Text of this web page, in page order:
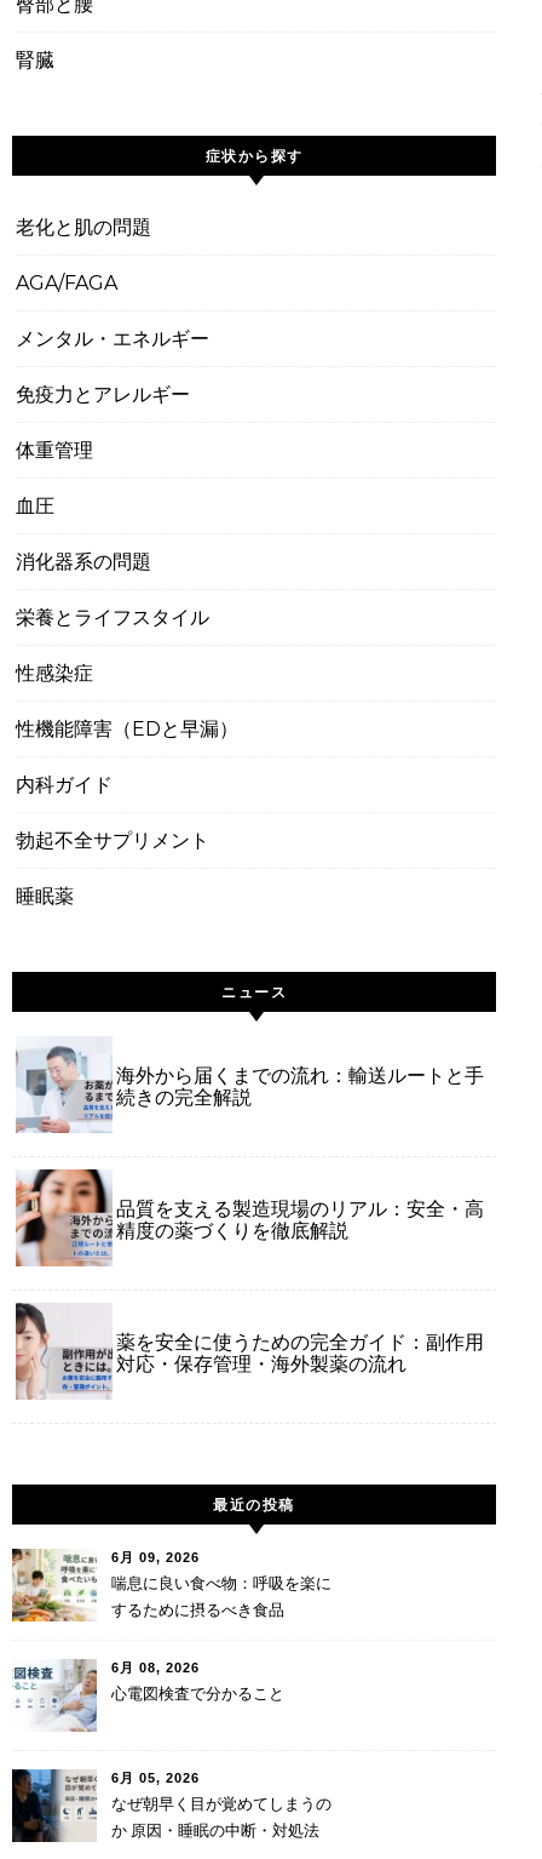
腎臓
症状から探す
老化と肌の問題
AGA/FAGA
メンタル・エネルギー
免疫力とアレルギー
体重管理
血圧
消化器系の問題
栄養とライフスタイル
性感染症
性機能障害（EDと早漏）
内科ガイド
勃起不全サプリメント
睡眠薬
ニュース
海外から届くまでの流れ：輸送ルートと手
続きの完全解説
品質を支える製造現場のリアル：安全・高
精度の薬づくりを徹底解説
薬を安全に使うための完全ガイド：副作用
対応・保存管理・海外製薬の流れ
最近の投稿
6月 09, 2026
喘息に良い食べ物：呼吸を楽に
するために摂るべき食品
6月 08, 2026
心電図検査で分かること
6月 05, 2026
なぜ朝早く目が覚めてしまうの
か 原因・睡眠の中断・対処法